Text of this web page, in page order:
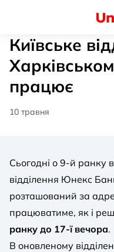
Київське
працює
10 травня
Сьогодні о 9-й ранку
відділення Юнекс
розташований за
працюватиме, як і
ранку до 17-ї вечора.
В оновленому